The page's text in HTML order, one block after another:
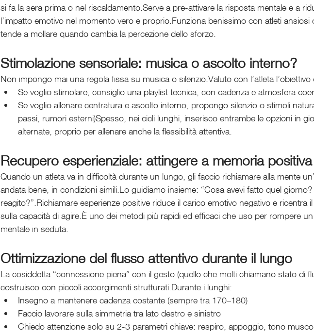
si fa la sera prima o nel riscaldamento.Serve a pre-attivare la risposta mentale e a
l’impatto emotivo nel momento vero e proprio.Funziona benissimo con atleti ansiosi
tende a mollare quando cambia la percezione dello sforzo.
Stimolazione sensoriale: musica o ascolto interno?
Non impongo mai una regola fissa su musica o silenzio.Valuto con l’atleta l’obiettivo
Se voglio stimolare, consiglio una playlist tecnica, con cadenza e atmosfera
Se voglio allenare centratura e ascolto interno, propongo silenzio o stimoli
passi, rumori esterni)Spesso, nei cicli lunghi, inserisco entrambe le opzioni in
alternate, proprio per allenare anche la flessibilità attentiva.
Recupero esperienziale: attingere a memoria positiva
Quando un atleta va in difficoltà durante un lungo, gli faccio richiamare alla mente
andata bene, in condizioni simili.Lo guidiamo insieme: “Cosa avevi fatto quel
reagito?”.Richiamare esperienze positive riduce il carico emotivo negativo e ricentra
sulla capacità di agire.È uno dei metodi più rapidi ed efficaci che uso per rompere
mentale in seduta.
Ottimizzazione del flusso attentivo durante il lungo
La cosiddetta “connessione piena” con il gesto (quello che molti chiamano stato di
costruisco con piccoli accorgimenti strutturati.Durante i lunghi:
Insegno a mantenere cadenza costante (sempre tra 170–180)
Faccio lavorare sulla simmetria tra lato destro e sinistro
Chiedo attenzione solo su 2-3 parametri chiave: respiro, appoggio, tono